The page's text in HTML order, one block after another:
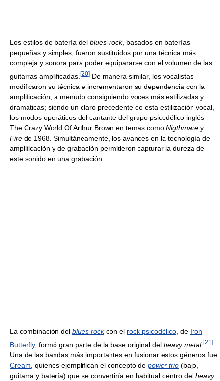
Los estilos de batería del blues-rock, basados en baterías
pequeñas y simples, fueron sustituidos por una técnica más
compleja y sonora para poder equipararse con el volumen de las
guitarras amplificadas. [20] De manera similar, los vocalistas
modificaron su técnica e incrementaron su dependencia con la
amplificación, a menudo consiguiendo voces más estilizadas y
dramáticas; siendo un claro precedente de esta estilización vocal,
los modos operáticos del cantante del grupo psicodélico inglés
The Crazy World Of Arthur Brown en temas como Nigthmare y
Fire de 1968. Simultáneamente, los avances en la tecnología de
amplificación y de grabación permitieron capturar la dureza de
este sonido en una grabación.
La combinación del blues rockcon el rock psicodélico , de Iron
Butterfly, formó gran parte de la base original del heavy metal. [21 ]
Una de las bandas más importantes en fusionar estos géneros fue
Cream , quienes ejemplifican el concepto de power trio (bajo,
guitarra y batería) que se convertiría en habitual dentro del heavy